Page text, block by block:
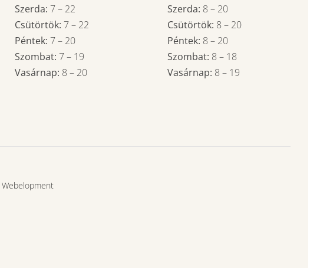
Szerda: 7– 22
Csütörtök: 7– 22
Péntek: 7– 20
Szombat: 7– 19
Vasárnap: 8– 20
Szerda: 8 – 20
Csütörtök: 8 – 20
Péntek: 8 – 20
Szombat: 8 – 18
Vasárnap: 8 – 19
Webelopment